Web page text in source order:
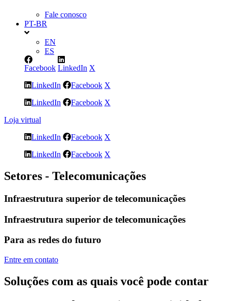
Fale conosco
PT-BR
EN
ES
Facebook LinkedIn X
LinkedIn
Facebook X
LinkedIn
Facebook X
Loja virtual
LinkedIn
Facebook X
LinkedIn
Facebook X
Setores - Telecomunicações
Infraestrutura superior de telecomunicações
Infraestrutura superior de telecomunicações
Para as redes do futuro
Entre em contato
Soluções com as quais você pode contar